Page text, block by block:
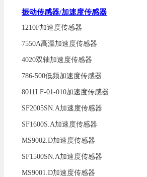
振动传感器/加速度传感器
1210F加速度传感器
7550A高温加速度传感器
4020双轴加速度传感器
786-500低频加速度传感器
8011LF-01-010加速度传感器
SF2005SN.A加速度传感器
SF1600S.A加速度传感器
MS9002.D加速度传感器
SF1500SN.A加速度传感器
MS9001.D加速度传感器